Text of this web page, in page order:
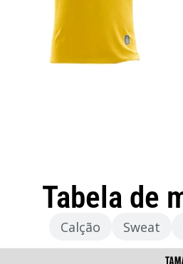
Tabela de
Calção Sweat